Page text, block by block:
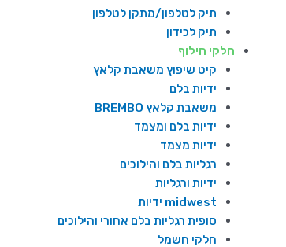
תיק לטלפון/מתקן לטלפון
תיק לכידון
חלקי חילוף
קיט שיפוץ משאבת קלאץ
ידיות בלם
משאבת קלאץ BREMBO
ידיות בלם ומצמד
ידיות מצמד
רגליות בלם והילוכים
ידיות ורגליות
midwest ידיות
סופית רגליות בלם אחורי והילוכים
חלקי חשמל